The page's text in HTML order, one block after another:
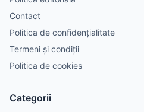
Contact
Politica de confidențialitate
Termeni și condiții
Politica de cookies
Categorii